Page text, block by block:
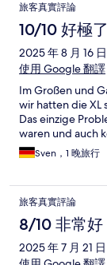
旅客真實評論
10/10 好極了
2025 年 8 月 16 日
使用 Google 翻譯
Im Großen und
wir hatten die XL
Das einzige
waren und auch
Sven，1 晚旅行
旅客真實評論
8/10 非常好
2025 年 7 月 21 日